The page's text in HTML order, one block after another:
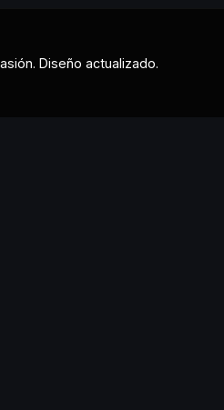
Diseño actualizado.